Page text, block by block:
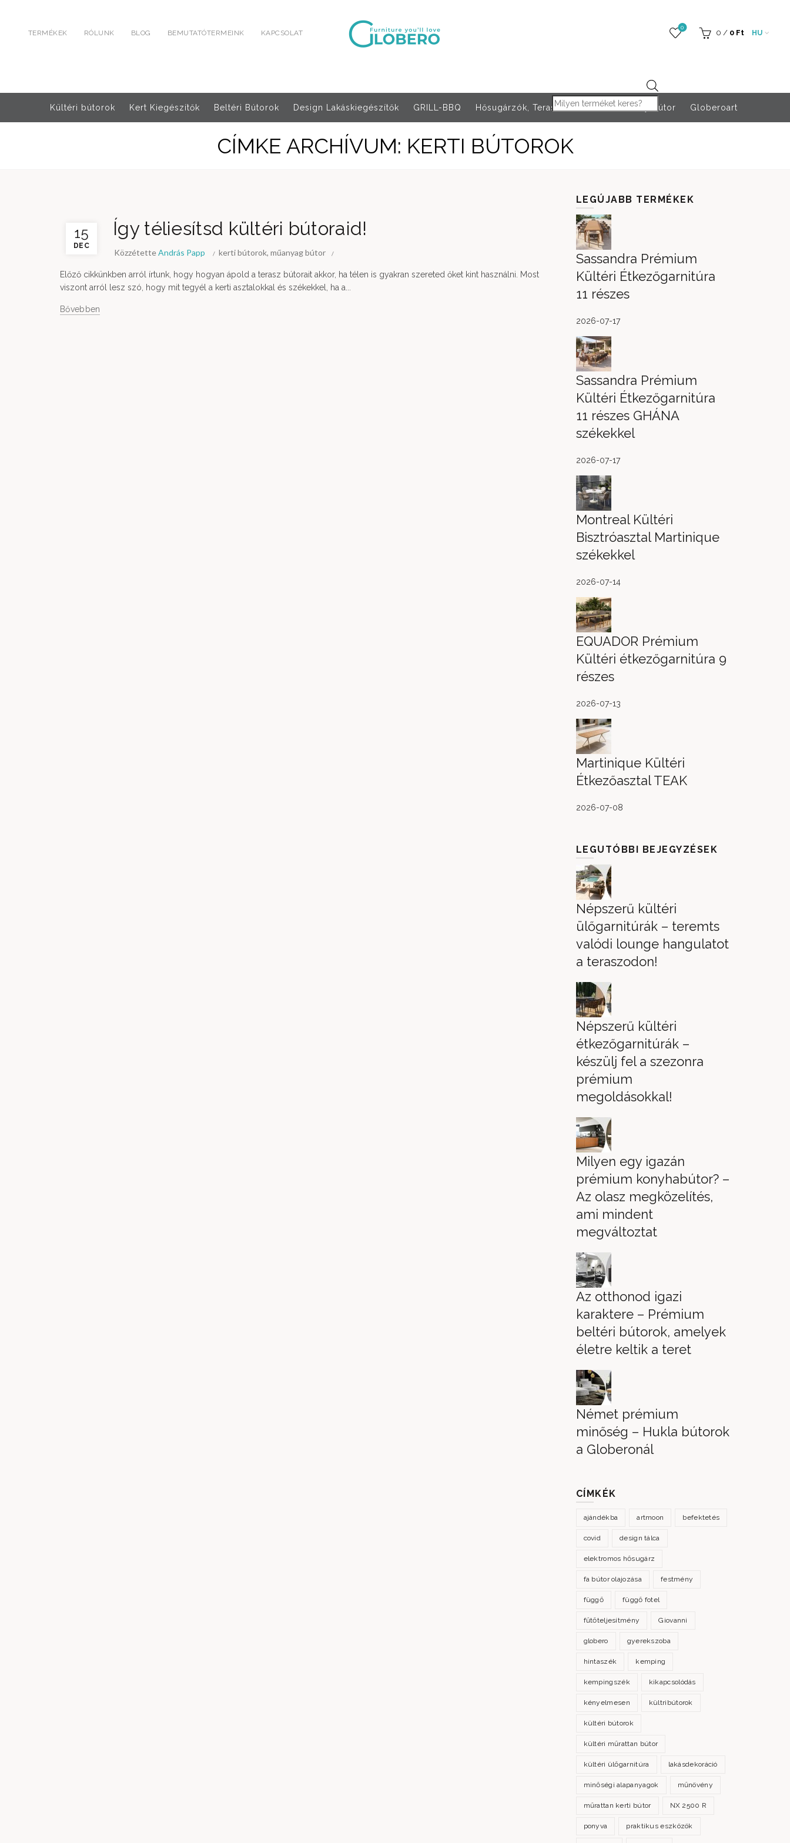
TERMÉKEK RÓLUNK BLOG BEMUTATÓTERMEINK KAPCSOLAT
Products search
0
0 / 0 Ft HU
Kültéri bútorok Kert Kiegészítők Beltéri Bútorok Design Lakáskiegészítők GRILL-BBQ Hősugárzók, Teraszfűtés Rendezvény bútor Globeroart
CÍMKE ARCHÍVUM: KERTI BÚTOROK
15
DEC
Így téliesítsd kültéri bútoraid!
KözzétetteAndrás Papp kerti bútorok, műanyag bútor
Előző cikkünkben arról írtunk, hogy hogyan ápold a terasz bútorait akkor, ha télen is gyakran szereted őket kint használni. Most
viszont arról lesz szó, hogy mit tegyél a kerti asztalokkal és székekkel, ha a...
Bővebben
LEGÚJABB TERMÉKEK
Sassandra Prémium
Kültéri Étkezőgarnitúra
11 részes
2026-07-17
Sassandra Prémium
Kültéri Étkezőgarnitúra
11 részes GHÁNA
székekkel
2026-07-17
Montreal Kültéri
Bisztróasztal Martinique
székekkel
2026-07-14
EQUADOR Prémium
Kültéri étkezőgarnitúra 9
részes
2026-07-13
Martinique Kültéri
Étkezőasztal TEAK
2026-07-08
LEGUTÓBBI BEJEGYZÉSEK
Népszerű kültéri
ülőgarnitúrák – teremts
valódi lounge hangulatot
a teraszodon!
Népszerű kültéri
étkezőgarnitúrák –
készülj fel a szezonra
prémium
megoldásokkal!
Milyen egy igazán
prémium konyhabútor? –
Az olasz megközelítés,
ami mindent
megváltoztat
Az otthonod igazi
karaktere – Prémium
beltéri bútorok, amelyek
életre keltik a teret
Német prémium
minőség – Hukla bútorok
a Globeronál
CÍMKÉK
ajándékba artmoon befektetés
covid design tálca
elektromos hősugárz
fa bútor olajozása festmény
függő függő fotel
fűtőteljesítmény Giovanni
globero gyerekszoba
hintaszék kemping
kempingszék kikapcsolódás
kényelmesen kültribútorok
kültéri bútorok
kültéri műrattan bútor
kültéri ülőgarnitúra lakásdekoráció
minőségi alapanyagok műnövény
műrattan kerti bútor NX 2500 R
ponyva praktikus eszközök